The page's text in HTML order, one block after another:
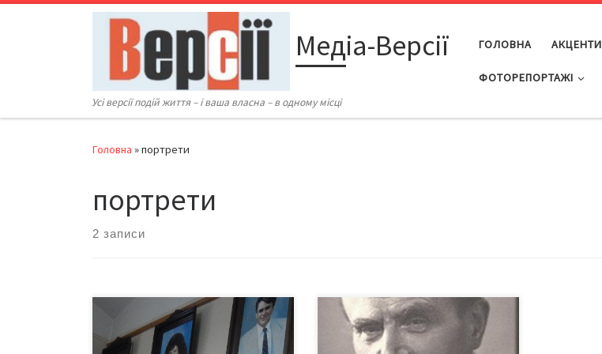
Перейти до вмісту
Медіа-Версії
Усі версії подій життя – і ваша власна – в одному місці
ГОЛОВНА АКЦЕНТИ
ФОТОРЕПОРТАЖІ
Головна »портрети
портрети
2 записи
Вже декілька днів тема кабінету
105 ЧМР з її портретами
обговорюється митцями й
До ювілею митця в Чернівецькому
художньому музеї 19 вересня
відкриється виставка репродукцій